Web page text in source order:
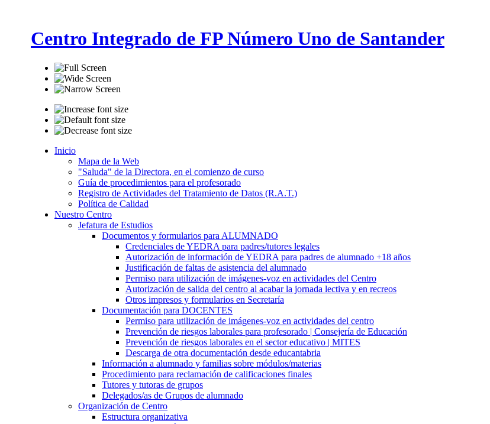
Centro Integrado de FP Número Uno de Santander
Inicio
Mapa de la Web
"Saluda" de la Directora, en el comienzo de curso
Guía de procedimientos para el profesorado
Registro de Actividades del Tratamiento de Datos (R.A.T.)
Política de Calidad
Nuestro Centro
Jefatura de Estudios
Documentos y formularios para ALUMNADO
Credenciales de YEDRA para padres/tutores legales
Autorización de información de YEDRA para padres de alumnado +18 años
Justificación de faltas de asistencia del alumnado
Permiso para utilización de imágenes-voz en actividades del Centro
Autorización de salida del centro al acabar la jornada lectiva y en recreos
Otros impresos y formularios en Secretaría
Documentación para DOCENTES
Permiso para utilización de imágenes-voz en actividades del centro
Prevención de riesgos laborales para profesorado | Consejería de Educación
Prevención de riesgos laborales en el sector educativo | MITES
Descarga de otra documentación desde educantabria
Información a alumnado y familias sobre módulos/materias
Procedimiento para reclamación de calificaciones finales
Tutores y tutoras de grupos
Delegados/as de Grupos de alumnado
Organización de Centro
Estructura organizativa